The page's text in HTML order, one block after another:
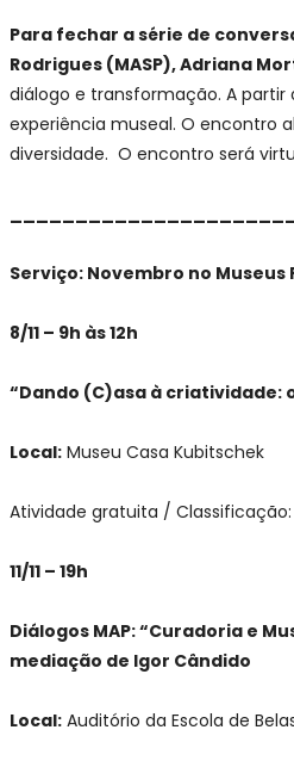
Para fechar a série de
Rodrigues (MASP), Adriana
diálogo e transformação. A
experiência museal. O encontro
diversidade. O encontro será
Serviço: Novembro no Museus
8/11 – 9h às 12h
“Dando (C)asa à criatividade:
Local: Museu Casa Kubitschek
Atividade gratuita / Classificação:
11/11 – 19h
Diálogos MAP: “Curadoria e
mediação de Igor Cândido
Local: Auditório da Escola de